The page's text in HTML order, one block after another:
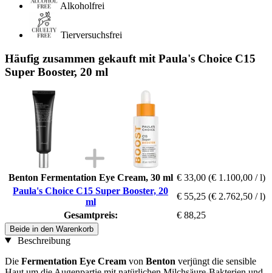
Alkoholfrei
Tierversuchsfrei
Häufig zusammen gekauft mit Paula's Choice C15
Super Booster, 20 ml
Benton Fermentation Eye Cream, 30 ml € 33,00 (€ 1.100,00 / l)
Paula's Choice C15 Super Booster, 20
ml
€ 55,25 (€ 2.762,50 / l)
Gesamtpreis:
€ 88,25
Beide in den Warenkorb
Beschreibung
Die Fermentation Eye Cream von Benton verjüngt die sensible